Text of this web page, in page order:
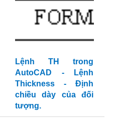
Lệnh TH trong
AutoCAD - Lệnh
Thickness - Định
chiều dày của đối
tượng.